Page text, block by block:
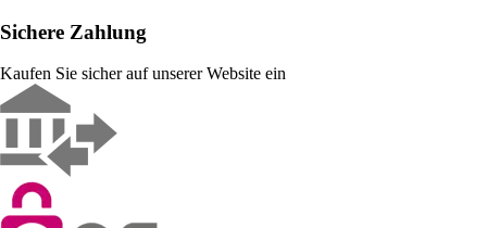
Sichere Zahlung
Kaufen Sie sicher auf unserer Website ein